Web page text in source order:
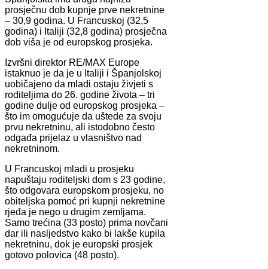
prosječnu dob kupnje prve nekretnine
– 30,9 godina. U Francuskoj (32,5
godina) i Italiji (32,8 godina) prosječna
dob viša je od europskog prosjeka.
Izvršni direktor RE/MAX Europe
istaknuo je da je u Italiji i Španjolskoj
uobičajeno da mladi ostaju živjeti s
roditeljima do 26. godine života – tri
godine dulje od europskog prosjeka –
što im omogućuje da uštede za svoju
prvu nekretninu, ali istodobno često
odgađa prijelaz u vlasništvo nad
nekretninom.
U Francuskoj mladi u prosjeku
napuštaju roditeljski dom s 23 godine,
što odgovara europskom prosjeku, no
obiteljska pomoć pri kupnji nekretnine
rjeđa je nego u drugim zemljama.
Samo trećina (33 posto) prima novčani
dar ili nasljedstvo kako bi lakše kupila
nekretninu, dok je europski prosjek
gotovo polovica (48 posto).